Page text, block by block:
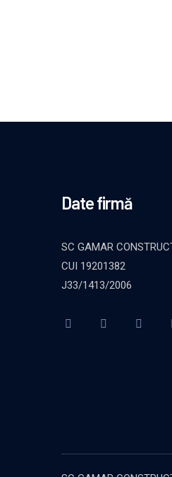
Date firmă
SC GAMAR
CUI 19201382
J33/1413/2006